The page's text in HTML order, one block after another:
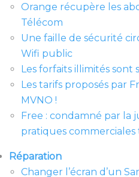
Orange récupère les
Télécom
Une faille de sécurité
Wifi public
Les forfaits illimités sont
Les tarifs proposés par
MVNO !
Free : condamné par la
pratiques commerciales
Réparation
Changer l’écran d’un